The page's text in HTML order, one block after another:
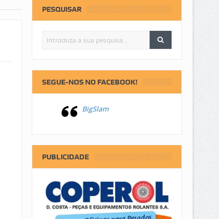
PESQUISAR
SEGUE-NOS NO FACEBOOK!
BigSlam
PUBLICIDADE